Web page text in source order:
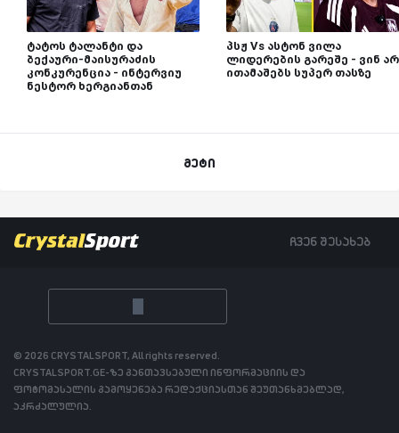
ტატოს ტალანტი და
ბექაური-მაისურაძის
კონკურენცია - ინტერვიუ
ნესტორ ხერგიანთან
პსჟ Vs ასტონ ვილა
ლიდერების გარეშე - ვინ არ
ითამაშებს სუპერ თასზე
მეტი
ჩვენ შესახებ
© 2026 CRYSTALSPORT, All rights reserved.
CRYSTALSPORT.GE-ზე განთავსებული ინფორმაციის და
ფოტომასალის გამოყენება რედაქციასთან შეუთანხმებლად,
აკრძალულია.